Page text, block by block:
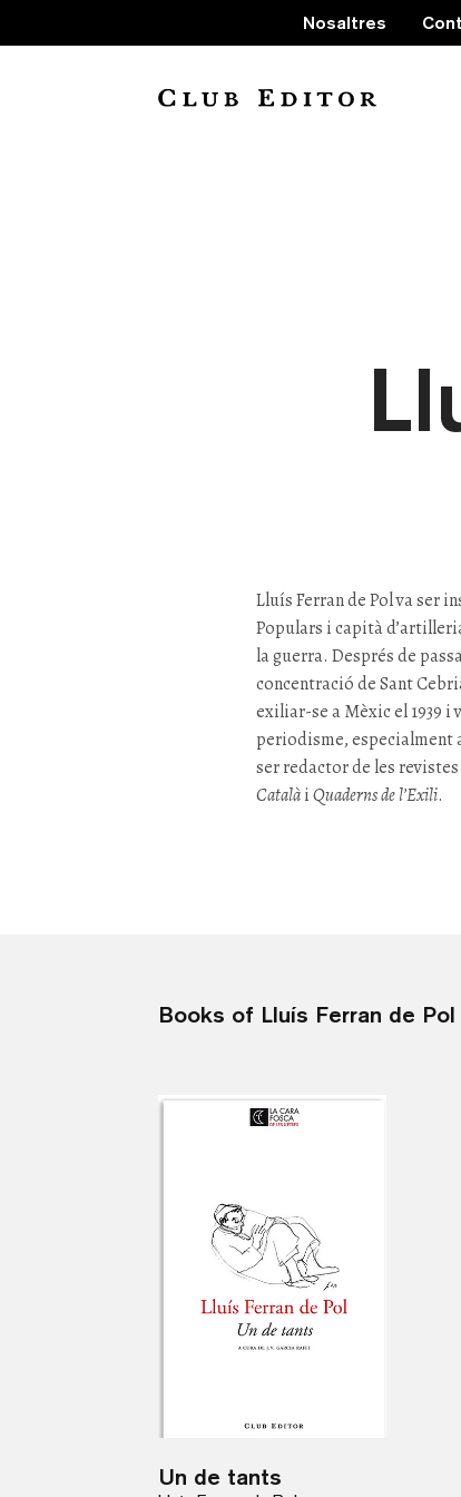
Nosaltres
Lluís Ferran de Pol va ser
Populars i capità
la guerra. Després de
concentració de Sant
exiliar-se a Mèxic el 1939 i
periodisme,
ser redactor de les
CatalàiQuaderns de l’Exili.
Books of Lluís Ferran de Pol
Un de tants